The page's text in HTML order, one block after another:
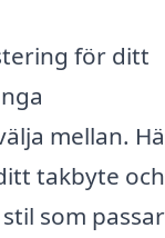
för ditt
mellan.
takbyte och
som passar